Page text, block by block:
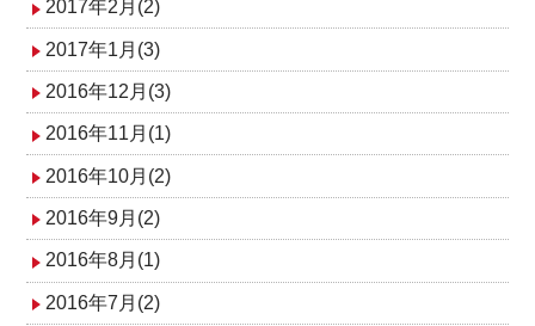
2017年2月(2)
2017年1月(3)
2016年12月(3)
2016年11月(1)
2016年10月(2)
2016年9月(2)
2016年8月(1)
2016年7月(2)